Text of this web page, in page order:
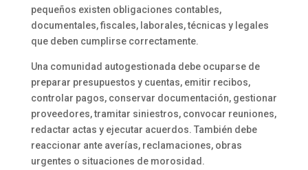
pequeños existen obligaciones contables,
documentales, fiscales, laborales, técnicas y legales
que deben cumplirse correctamente.
Una comunidad autogestionada debe ocuparse de
preparar presupuestos y cuentas, emitir recibos,
controlar pagos, conservar documentación, gestionar
proveedores, tramitar siniestros, convocar reuniones,
redactar actas y ejecutar acuerdos. También debe
reaccionar ante averías, reclamaciones, obras
urgentes o situaciones de morosidad.